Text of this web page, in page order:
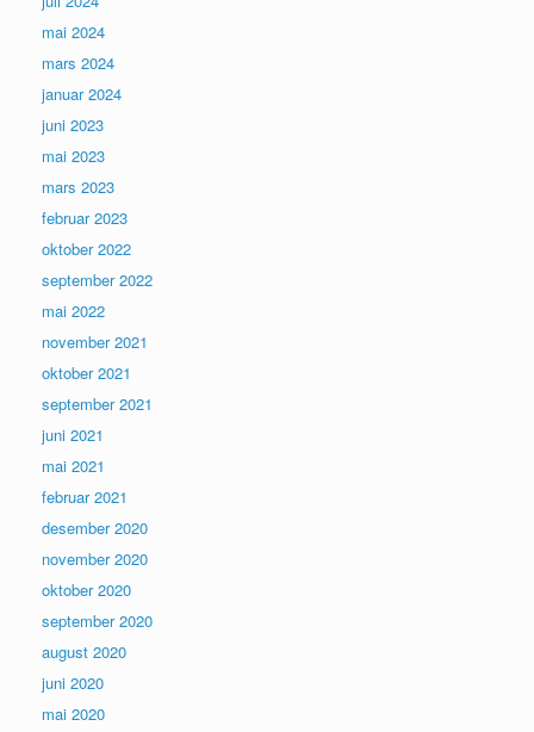
mai 2024
mars 2024
januar 2024
juni 2023
mai 2023
mars 2023
februar 2023
oktober 2022
september 2022
mai 2022
november 2021
oktober 2021
september 2021
juni 2021
mai 2021
februar 2021
desember 2020
november 2020
oktober 2020
september 2020
august 2020
juni 2020
mai 2020